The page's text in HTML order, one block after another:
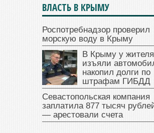
ВЛАСТЬ В КРЫМУ
Роспотребнадзор проверил
морскую воду в Крыму
В Крыму у
изъяли
накопил долги по
штрафам ГИБДД
Севастопольская компания
заплатила 877 тысяч
— арестовали счета